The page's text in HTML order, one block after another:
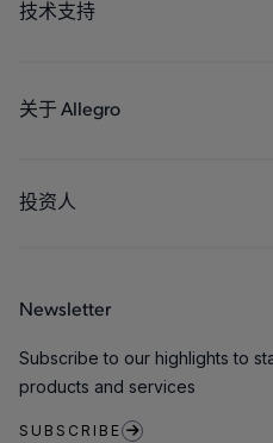
工业
技术支持
封装
关于 Allegro
人才招聘
联系我们
投资人
Newsletter
Subscribe to our highlights to
products and services
SUBSCRIBE